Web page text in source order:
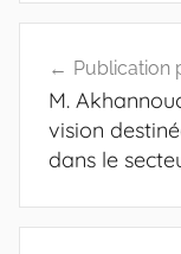
de
l’article
Publication
M.
vision
dans le